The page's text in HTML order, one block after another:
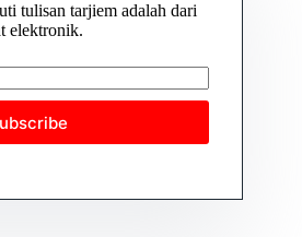
tulisan tarjiem adalah dari
elektronik.